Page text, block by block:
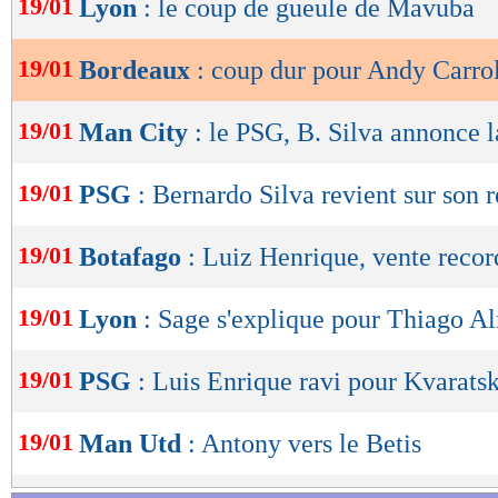
de
OK
19/01 Lyon : le coup de gueule de Mavuba
19/01 Bordeaux : coup dur pour Andy
19/01 Man City : le PSG, B. Silva annonce
19/01 PSG : Bernardo Silva revient sur son
19/01 Botafago : Luiz Henrique, vente
19/01 Lyon : Sage s'explique pour Thiago
19/01 PSG : Luis Enrique ravi pour
19/01 Man Utd : Antony vers le Betis